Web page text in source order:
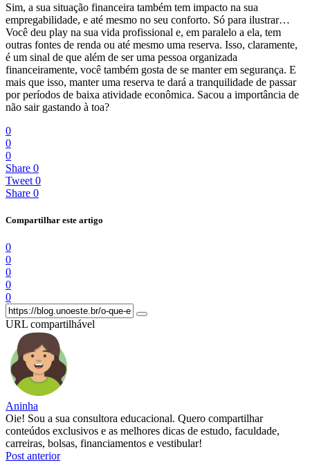
Sim, a sua situação financeira também tem impacto na sua
empregabilidade, e até mesmo no seu conforto. Só para ilustrar…
Você deu play na sua vida profissional e, em paralelo a ela, tem
outras fontes de renda ou até mesmo uma reserva. Isso, claramente,
é um sinal de que além de ser uma pessoa organizada
financeiramente, você também gosta de se manter em segurança. E
mais que isso, manter uma reserva te dará a tranquilidade de passar
por períodos de baixa atividade econômica. Sacou a importância de
não sair gastando à toa?
0
0
0
Share 0
Tweet 0
Share 0
Compartilhar este artigo
0
0
0
0
0
URL compartilhável
Aninha
Oie! Sou a sua consultora educacional. Quero compartilhar
conteúdos exclusivos e as melhores dicas de estudo, faculdade,
carreiras, bolsas, financiamentos e vestibular!
Post anterior